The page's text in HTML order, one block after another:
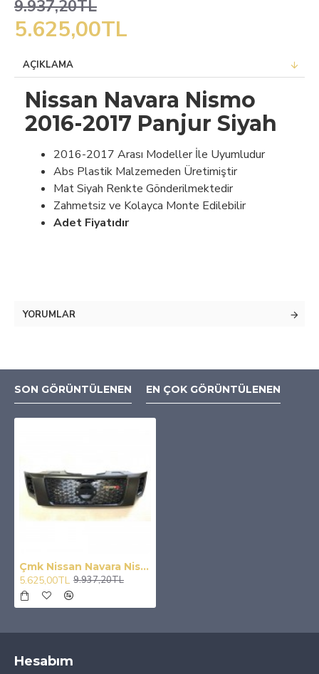
5.625,00TL
9.937,20TL
AÇIKLAMA
Nissan Navara Nismo
2016-2017 Panjur Siyah
2016-2017 Arası Modeller İle Uyumludur
Abs Plastik Malzemeden Üretimiştir
Mat Siyah Renkte Gönderilmektedir
Zahmetsiz ve Kolayca Monte Edilebilir
Adet Fiyatıdır
YORUMLAR
SON GÖRÜNTÜLENEN EN ÇOK GÖRÜNTÜLENEN
Çmk Nissan Navara Nismo 2016-2017 Panjur Siyah
5.625,00TL 9.937,20TL
Hesabım